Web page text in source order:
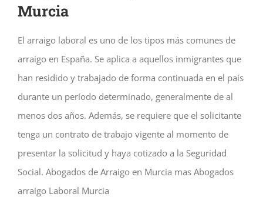
Murcia
El arraigo laboral es uno de los tipos más comunes de
arraigo en España. Se aplica a aquellos inmigrantes que
han residido y trabajado de forma continuada en el país
durante un período determinado, generalmente de al
menos dos años. Además, se requiere que el solicitante
tenga un contrato de trabajo vigente al momento de
presentar la solicitud y haya cotizado a la Seguridad
Social. Abogados de Arraigo en Murcia mas Abogados
arraigo Laboral Murcia